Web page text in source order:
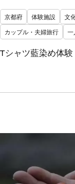
京都府 体験施設 文
カップル・夫婦旅行
一
Tシャツ藍染め体験